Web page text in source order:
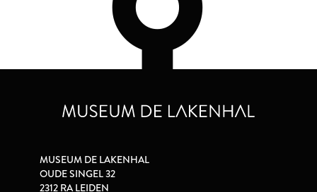
MUSEUM DE LAKENHAL
OUDE SINGEL 32
2312 RA LEIDEN